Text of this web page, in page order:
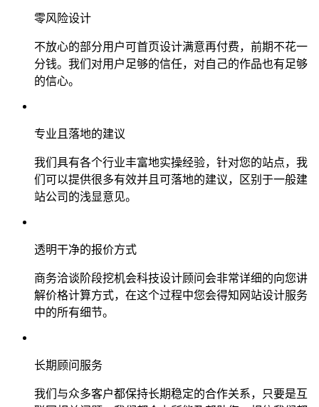
零风险设计
不放心的部分用户可首页设计满意再付费，前期不花一
分钱。我们对用户足够的信任，对自己的作品也有足够
的信心。
专业且落地的建议
我们具有各个行业丰富地实操经验，针对您的站点，我
们可以提供很多有效并且可落地的建议，区别于一般建
站公司的浅显意见。
透明干净的报价方式
商务洽谈阶段挖机会科技设计顾问会非常详细的向您讲
解价格计算方式，在这个过程中您会得知网站设计服务
中的所有细节。
长期顾问服务
我们与众多客户都保持长期稳定的合作关系，只要是互